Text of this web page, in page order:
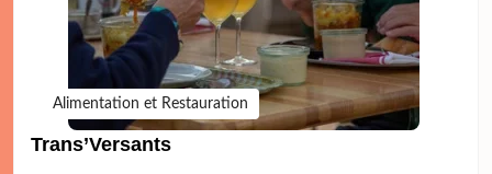
Alimentation et Restauration
Trans’Versants